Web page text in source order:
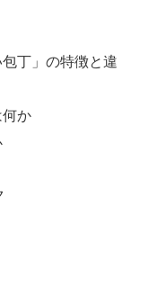
丁」の特徴と違
何か